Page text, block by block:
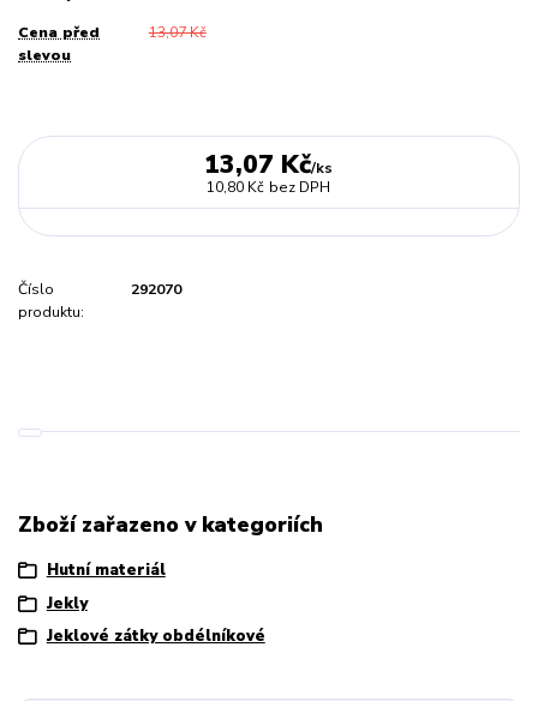
Cena před
slevou
13,07 Kč
13,07 Kč/ks
10,80 Kč bez DPH
Číslo
produktu:
292070
Zboží zařazeno v kategoriích
Hutní materiál
Jekly
Jeklové zátky obdélníkové